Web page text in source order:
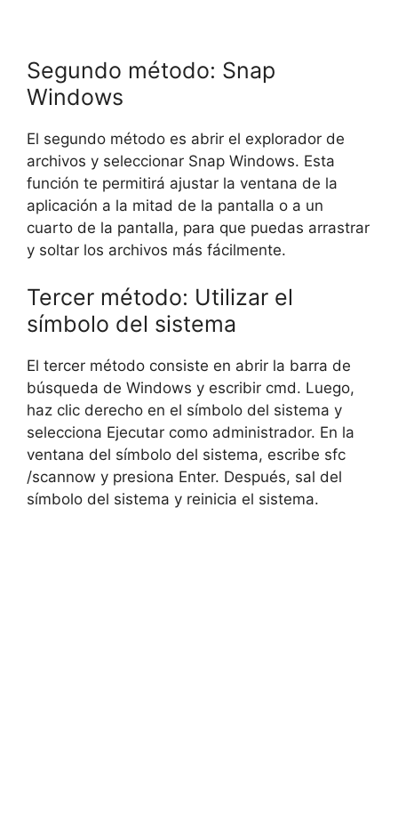
Segundo método: Snap
Windows
El segundo método es abrir el explorador de
archivos y seleccionar Snap Windows. Esta
función te permitirá ajustar la ventana de la
aplicación a la mitad de la pantalla o a un
cuarto de la pantalla, para que puedas arrastrar
y soltar los archivos más fácilmente.
Tercer método: Utilizar el
símbolo del sistema
El tercer método consiste en abrir la barra de
búsqueda de Windows y escribir cmd. Luego,
haz clic derecho en el símbolo del sistema y
selecciona Ejecutar como administrador. En la
ventana del símbolo del sistema, escribe sfc
/scannow y presiona Enter. Después, sal del
símbolo del sistema y reinicia el sistema.